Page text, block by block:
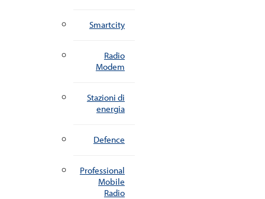
Smartcity
Radio
Modem
Stazioni di
energia
Defence
Professional
Mobile
Radio